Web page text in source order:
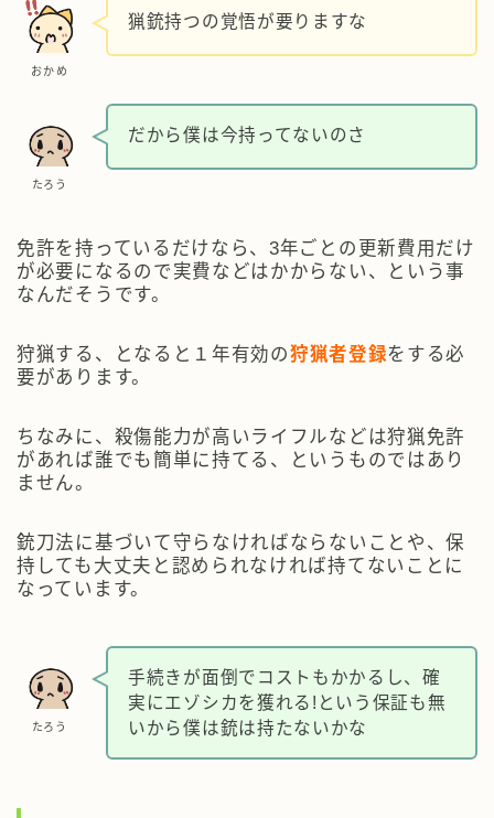
おかめ
猟銃持つの覚悟が要りますな
たろう
だから僕は今持ってないのさ
免許を持っているだけなら、3年ごとの更新費用だけ
が必要になるので実費などはかからない、という事
なんだそうです。
狩猟する、となると１年有効の狩猟者登録をする必
要があります。
ちなみに、殺傷能力が高いライフルなどは狩猟免許
があれば誰でも簡単に持てる、というものではあり
ません。
銃刀法に基づいて守らなければならないことや、保
持しても大丈夫と認められなければ持てないことに
なっています。
たろう
手続きが面倒でコストもかかるし、確
実にエゾシカを獲れる!という保証も無
いから僕は銃は持たないかな